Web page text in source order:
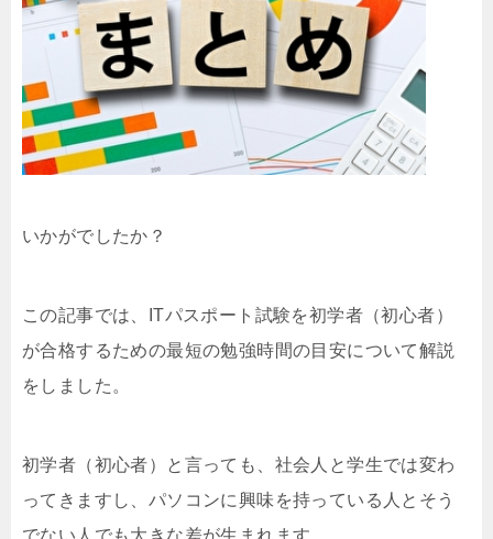
いかがでしたか？
この記事では、ITパスポート試験を初学者（初心者）
が合格するための最短の勉強時間の目安について解説
をしました。
初学者（初心者）と言っても、社会人と学生では変わ
ってきますし、パソコンに興味を持っている人とそう
でない人でも大きな差が生まれます。